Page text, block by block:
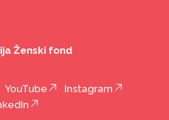
Ženski fond
YouTube
Instagram